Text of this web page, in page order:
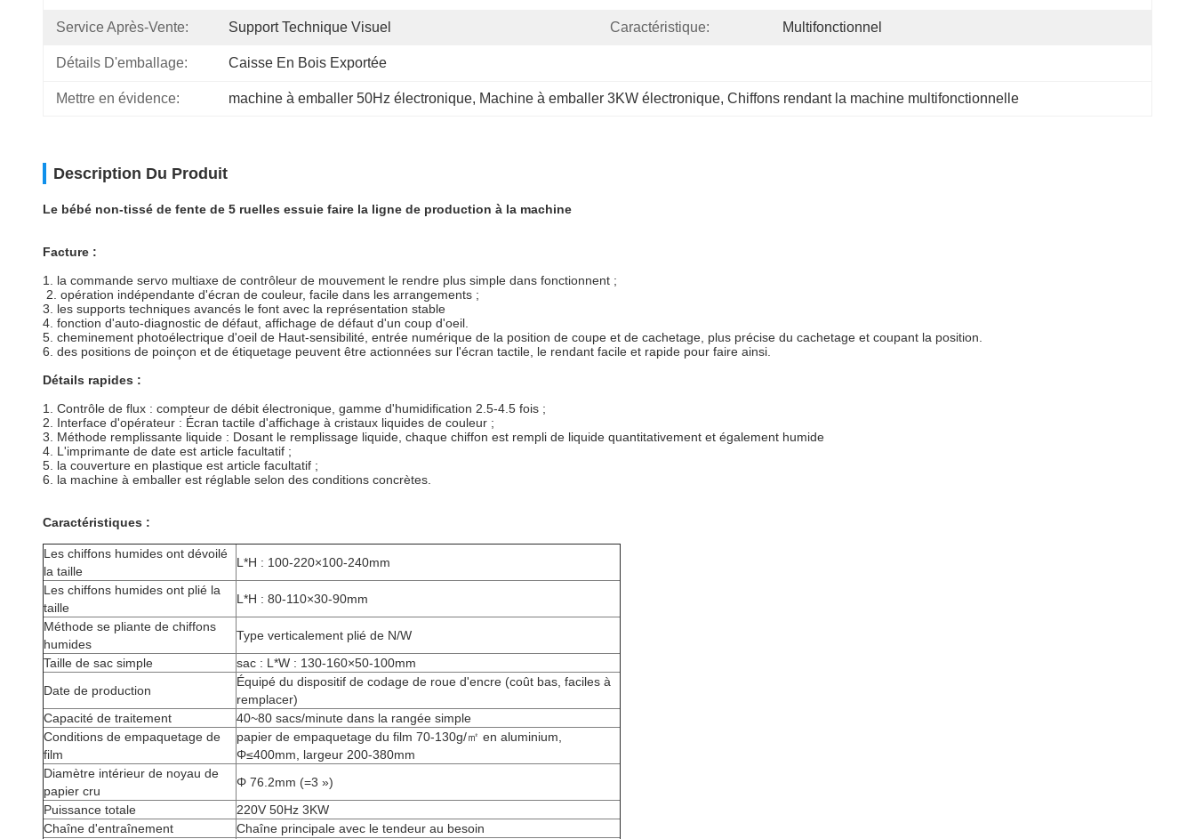
Service Après-Vente: Support Technique Visuel Caractéristique: Multifonctionnel
Détails D'emballage: Caisse En Bois Exportée
Mettre en évidence: machine à emballer 50Hz électronique, Machine à emballer 3KW électronique, Chiffons rendant la machine multifonctionnelle
Description Du Produit
Le bébé non-tissé de fente de 5 ruelles essuie faire la ligne de production à la machine
Facture :
1. la commande servo multiaxe de contrôleur de mouvement le rendre plus simple dans fonctionnent ;
2. opération indépendante d'écran de couleur, facile dans les arrangements ;
3. les supports techniques avancés le font avec la représentation stable
4. fonction d'auto-diagnostic de défaut, affichage de défaut d'un coup d'oeil
5. cheminement photoélectrique d'oeil de Haut-sensibilité, entrée numérique de la position de coupe et de cachetage, plus précise du cachetage et coupant la position.
6. des positions de poinçon et de étiquetage peuvent être actionnées sur l'écran tactile, le rendant facile et rapide pour faire ainsi
Détails rapides :
1. Contrôle de flux : compteur de débit électronique, gamme d'humidification 2.5-4.5 fois ;
2. Interface d'opérateur : Écran tactile d'affichage à cristaux liquides de couleur ;
3. Méthode remplissante liquide : Dosant le remplissage liquide, chaque chiffon est rempli de liquide quantitativement et également humide
4. L'imprimante de date est article facultatif ;
5. la couverture en plastique est article facultatif ;
6. la machine à emballer est réglable selon des conditions concrètes.
Caractéristiques :
Les chiffons humides ont dévoilé
la taille
L*H : 100-220×100-240mm
Les chiffons humides ont plié la
taille
L*H : 80-110×30-90mm
Méthode se pliante de chiffons
humides
Type verticalement plié de N/W
Taille de sac simple
sac : L*W : 130-160×50-100mm
Date de production
Équipé du dispositif de codage de roue d'encre (coût bas, faciles à
remplacer)
Capacité de traitement
40~80 sacs/minute dans la rangée simple
Conditions de empaquetage de
film
papier de empaquetage du film 70-130g/㎡ en aluminium,
Φ≤400mm, largeur 200-380mm
Diamètre intérieur de noyau de
papier cru
Φ 76.2mm (=3 »)
Puissance totale
220V 50Hz 3KW
Chaîne d'entraînement
Chaîne principale avec le tendeur au besoin